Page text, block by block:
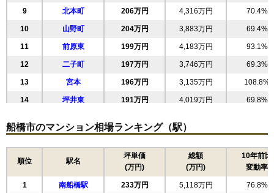
交通
相場 5,570万円～5,970万円
(72.3万円/㎡~77.5万円/㎡)
無料一括査定をする
住所 千葉県船橋市宮本2丁目
大神宮下駅（1分）
相場 4,320万円～4,620万円
(74.5万円/㎡~79.7万円/㎡)
9 北本町 206万円 4,316万円 70.4%
10 山野町 204万円 3,883万円 69.4%
11 前原東 199万円 4,183万円 93.1%
12 二子町 197万円 3,746万円 69.3%
13 宮本 196万円 3,135万円 108.8%
14 坪井東 191万円 4,019万円 69.8%
16 西船 184万円 3,503万円 58.4%
182万円 4,375万円 62.7%
177万円 3,715万円 69.1%
19 前原西 175万円 3,684万円 53.3%
船橋市のマンション相場ランキング（駅）
順位 駅名
坪単価
(万円)
総額
(万円)
10年前比
変動率
1 南船橋駅 233万円 5,118万円 76.8%